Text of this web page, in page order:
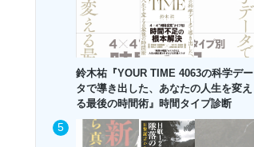
鈴木祐『YOUR TIME 4063の科学デー
タで導き出した、あなたの人生を変え
る最後の時間術』時間タイプ診断